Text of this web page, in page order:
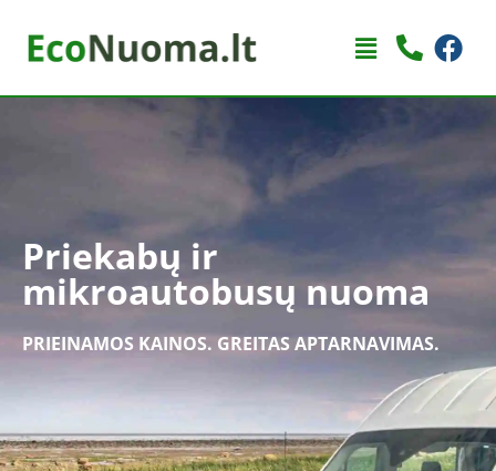
Priekabų ir
mikroautobusų nuoma
PRIEINAMOS KAINOS. GREITAS APTARNAVIMAS.